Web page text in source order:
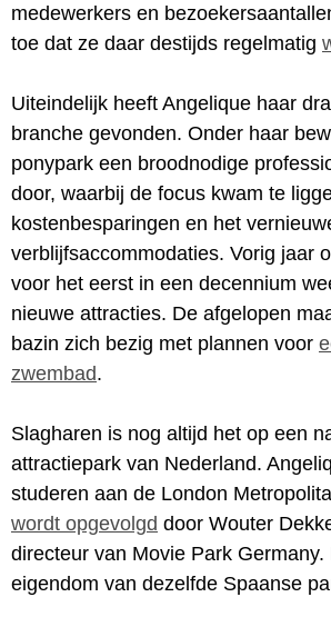
medewerkers en
toe dat ze daar destijds regelmatig
Uiteindelijk heeft Angelique haar
branche gevonden. Onder haar
ponypark een broodnodige
door, waarbij de focus kwam te
kostenbesparingen en het
verblijfsaccommodaties. Vorig jaar
voor het eerst in een decennium
nieuwe attracties. De afgelopen
bazin zich bezig met plannen voor
zwembad.
Slagharen is nog altijd het op een
attractiepark van Nederland.
studeren aan de London
wordt opgevolgd door Wouter
directeur van Movie Park
eigendom van dezelfde Spaanse